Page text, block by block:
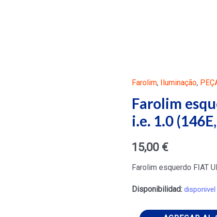
Farolim, Iluminação,
Farolim
i.e. 1.0
15,00 €
Farolim esquerdo FIAT
Disponibilidad: disponivel